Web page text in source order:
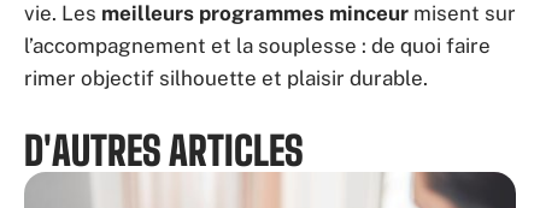
vie. Les meilleurs programmes minceur misent sur
l’accompagnement et la souplesse : de quoi faire
rimer objectif silhouette et plaisir durable.
D'AUTRES ARTICLES